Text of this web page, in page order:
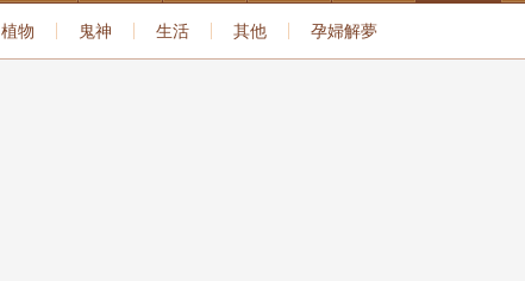
植物 鬼神 生活 其他 孕婦解夢